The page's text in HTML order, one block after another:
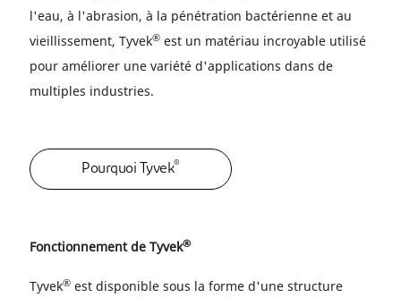
l'eau, à l'abrasion, à la pénétration bactérienne et au
vieillissement, Tyvek® est un matériau incroyable utilisé
pour améliorer une variété d'applications dans de
multiples industries.
Pourquoi Tyvek®
Fonctionnement de Tyvek®
Tyvek® est disponible sous la forme d'une structure